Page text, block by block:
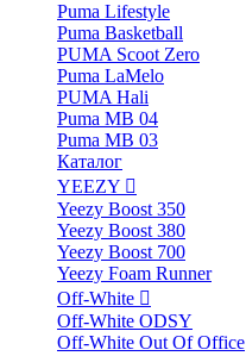
Puma Lifestyle
Puma Basketball
PUMA Scoot Zero
Puma LaMelo
PUMA Hali
Puma MB 04
Puma MB 03
Каталог
YEEZY
Yeezy Boost 350
Yeezy Boost 380
Yeezy Boost 700
Yeezy Foam Runner
Off-White
Off-White ODSY
Off-White Out Of Office